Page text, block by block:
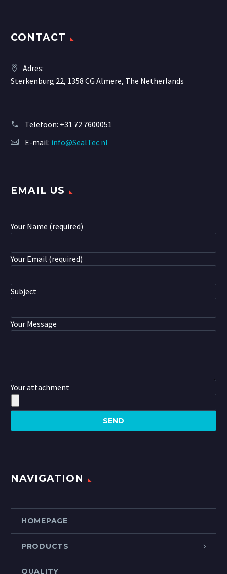
CONTACT
Adres:
Sterkenburg 22, 1358 CG Almere, The Netherlands
Telefoon: +31 72 7600051
E-mail: info@SealTec.nl
EMAIL US
Your Name (required)
Your Email (required)
Subject
Your Message
Your attachment
NAVIGATION
HOMEPAGE
PRODUCTS
QUALITY